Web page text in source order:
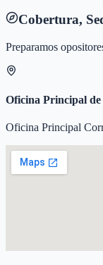
Cobertura,
Preparamos
Oficina Principal de
Oficina Principal